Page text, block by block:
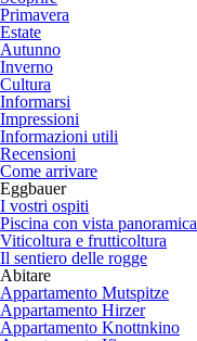
Primavera
Estate
Autunno
Inverno
Cultura
Informarsi
Impressioni
Informazioni utili
Recensioni
Come arrivare
Eggbauer
I vostri ospiti
Piscina con vista panoramica
Viticoltura e frutticoltura
Il sentiero delle rogge
Abitare
Appartamento Mutspitze
Appartamento Hirzer
Appartamento Knottnkino